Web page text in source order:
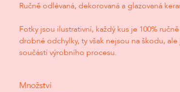
Ručně odlévaná, dekorovaná a glazovaná
Fotky jsou ilustrativní, každý kus je 100%
drobné odchylky, ty však nejsou na škodu,
součástí výrobního procesu.
Množství